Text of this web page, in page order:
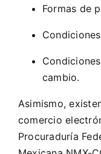
Formas de
cambio.
Asimismo,
comercio
Procuraduría